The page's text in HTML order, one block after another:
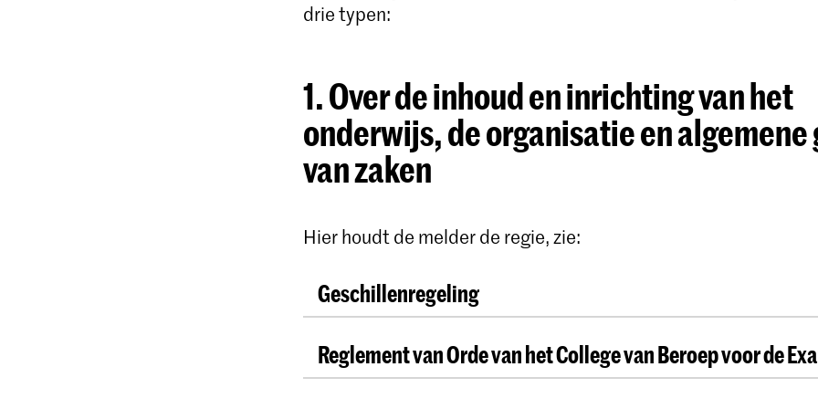
drie typen:
1. Over de inhoud en inrichting van het
onderwijs, de organisatie en algemene
van zaken
Hier houdt de melder de regie, zie:
Geschillenregeling
procedures om klachten, bezwaren en beroepen op te lossen.
Integriteitscode, de Klachtenregeling ongewenst gedrag,
Reglement van Orde van het College van Beroep voor de